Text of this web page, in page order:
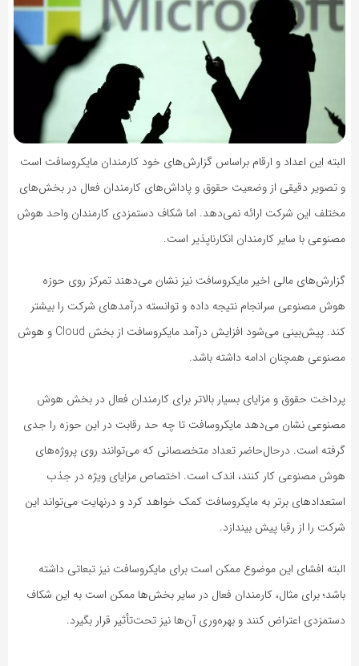
البته این اعداد و ارقام براساس گزارش‌های خود کارمندان مایکروسافت است
و تصویر دقیقی از وضعیت حقوق و پاداش‌های کارمندان فعال در بخش‌های
مختلف این شرکت ارائه نمی‌دهد. اما شکاف دستمزدی کارمندان واحد هوش
مصنوعی با سایر کارمندان انکارناپذیر است.
گزارش‌های مالی اخیر مایکروسافت نیز نشان می‌دهند تمرکز روی حوزه
هوش مصنوعی سرانجام نتیجه داده و توانسته درآمدهای شرکت را بیشتر
کند. پیش‌بینی می‌شود افزایش درآمد مایکروسافت از بخش Cloud و هوش
مصنوعی همچنان ادامه داشته باشد.
پرداخت حقوق و مزایای بسیار بالاتر برای کارمندان فعال در بخش هوش
مصنوعی نشان می‌دهد مایکروسافت تا چه حد رقابت در این حوزه را جدی
گرفته است. درحال‌حاضر تعداد متخصصانی که می‌توانند روی پروژه‌های
هوش مصنوعی کار کنند، اندک است. اختصاص مزایای ویژه در جذب
استعدادهای برتر به مایکروسافت کمک خواهد کرد و درنهایت می‌تواند این
شرکت را از رقبا پیش بیندازد.
البته افشای این موضوع ممکن است برای مایکروسافت نیز تبعاتی داشته
باشد؛ برای مثال، کارمندان فعال در سایر بخش‌ها ممکن است به این شکاف
دستمزدی اعتراض کنند و بهره‌وری آن‌ها نیز تحت‌تأثیر قرار بگیرد.